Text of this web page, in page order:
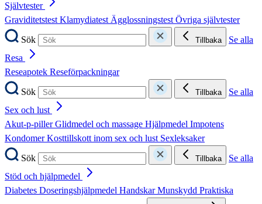
Självtester
GraviditetstestKlamydiatestÄgglossningstestÖvriga självtester
Sök
Tillbaka
Se alla
Resa
Reseapotek Reseförpackningar
Sök
Tillbaka
Se alla
Sex och lust
Akut-p-pillerGlidmedel och massage Hjälpmedel Impotens
KondomerKosttillskott inom sex och lust Sexleksaker
Sök
Tillbaka
Se alla
Stöd och hjälpmedel
Diabetes Doseringshjälpmedel HandskarMunskydd Praktiska